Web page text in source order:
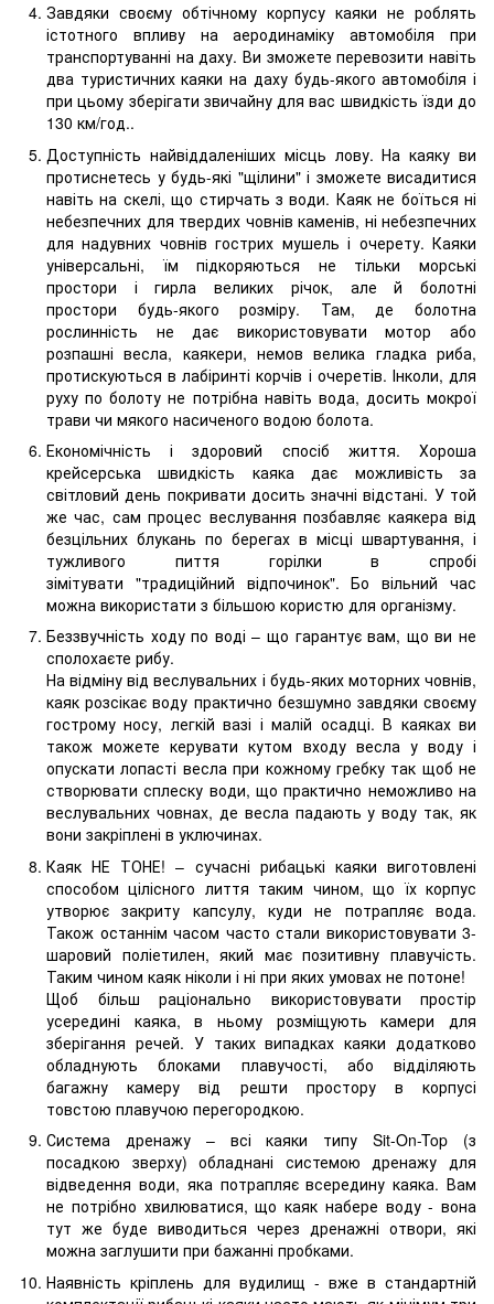
Завдяки своєму обтічному корпусу каяки не роблять
істотного впливу на аеродинаміку автомобіля при
транспортуванні на даху. Ви зможете перевозити навіть
два туристичних каяки на даху будь-якого автомобіля і
при цьому зберігати звичайну для вас швидкість їзди до
130 км/год..
Доступність найвіддаленіших місць лову. На каяку ви
протиснетесь у будь-які "щілини" і зможете висадитися
навіть на скелі, що стирчать з води. Каяк не боїться ні
небезпечних для твердих човнів каменів, ні небезпечних
для надувних човнів гострих мушель і очерету. Каяки
універсальні, їм підкоряються не тільки морські
простори і гирла великих річок, але й болотні
простори будь-якого розміру. Там, де болотна
рослинність не дає використовувати мотор або
розпашні весла, каякери, немов велика гладка риба,
протискуються в лабіринті корчів і очеретів. Інколи, для
руху по болоту не потрібна навіть вода, досить мокрої
трави чи мякого насиченого водою болота.
Економічність і здоровий спосіб життя. Хороша
крейсерська швидкість каяка дає можливість за
світловий день покривати досить значні відстані. У той
же час, сам процес веслування позбавляє каякера від
безцільних блукань по берегах в місці швартування, і
тужливого пиття горілки в спробі
зімітувати "традиційний відпочинок". Бо вільний час
можна використати з більшою користю для організму.
Беззвучність ходу по воді – що гарантує вам, що ви не
сполохаєте рибу.
На відміну від веслувальних і будь-яких моторних човнів,
каяк розсікає воду практично безшумно завдяки своєму
гострому носу, легкій вазі і малій осадці. В каяках ви
також можете керувати кутом входу весла у воду і
опускати лопасті весла при кожному гребку так щоб не
створювати сплеску води, що практично неможливо на
веслувальних човнах, де весла падають у воду так, як
вони закріплені в уключинах.
Каяк НЕ ТОНЕ! – сучасні рибацькі каяки виготовлені
способом цілісного лиття таким чином, що їх корпус
утворює закриту капсулу, куди не потрапляє вода.
Також останнім часом часто стали використовувати 3-
шаровий поліетилен, який має позитивну плавучість.
Таким чином каяк ніколи і ні при яких умовах не потоне!
Щоб більш раціонально використовувати простір
усередині каяка, в ньому розміщують камери для
зберігання речей. У таких випадках каяки додатково
обладнують блоками плавучості, або відділяють
багажну камеру від решти простору в корпусі
товстою плавучою перегородкою.
Система дренажу – всі каяки типу Sit-On-Top (з
посадкою зверху) обладнані системою дренажу для
відведення води, яка потрапляє всередину каяка. Вам
не потрібно хвилюватися, що каяк набере воду - вона
тут же буде виводиться через дренажні отвори, які
можна заглушити при бажанні пробками.
Наявність кріплень для вудилищ - вже в стандартній